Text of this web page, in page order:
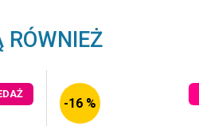
RÓWNIEŻ
-16 %